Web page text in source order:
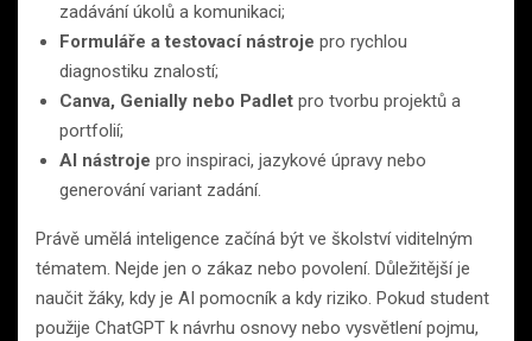
zadávání úkolů a komunikaci;
Formuláře a testovací nástroje pro rychlou
diagnostiku znalostí;
Canva, Genially nebo Padlet pro tvorbu projektů a
portfolií;
AI nástroje pro inspiraci, jazykové úpravy nebo
generování variant zadání.
Právě umělá inteligence začíná být ve školství viditelným
tématem. Nejde jen o zákaz nebo povolení. Důležitější je
naučit žáky, kdy je AI pomocník a kdy riziko. Pokud student
použije ChatGPT k návrhu osnovy nebo vysvětlení pojmu,